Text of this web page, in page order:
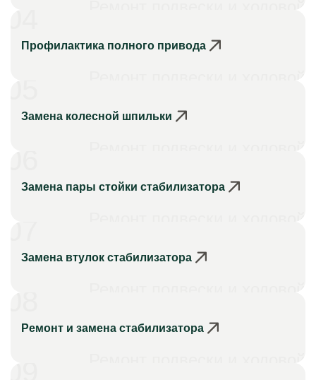
Профилактика полного привода
Замена колесной шпильки
Замена пары стойки стабилизатора
Замена втулок стабилизатора
Ремонт и замена стабилизатора